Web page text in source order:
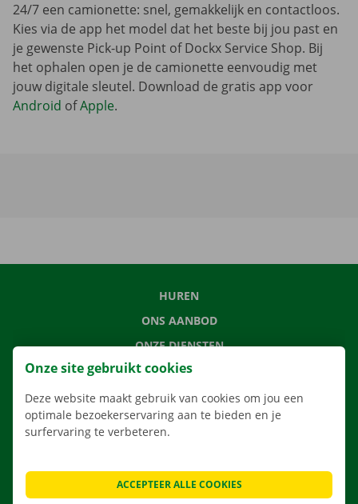
24/7 een camionette: snel, gemakkelijk en contactloos.
Kies via de app het model dat het beste bij jou past en
je gewenste Pick-up Point of Dockx Service Shop. Bij
het ophalen open je de camionette eenvoudig met
jouw digitale sleutel. Download de gratis app voor
Android ofApple.
HUREN
ONS AANBOD
ONZE DIENSTEN
LOCATIES
APP
VERHUISOPLOSSINGEN
CONTACTEER ONS
Onze site gebruikt cookies
Deze website maakt gebruik van cookies om jou een
optimale bezoekerservaring aan te bieden en je
surfervaring te verbeteren.
ACCEPTEER ALLE COOKIES